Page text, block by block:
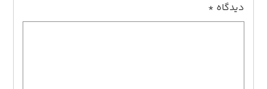
دیدگاه *